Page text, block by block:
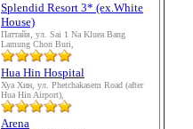
Splendid Resort 3* (ex.White
House)
Паттайя, ул. Sai 1 Na Kluea Bang
Lamung Chon Buri,
Hua Hin Hospital
Хуа Хин, ул. Phetchakasem Road (after
Hua Hin Airport),
Arena